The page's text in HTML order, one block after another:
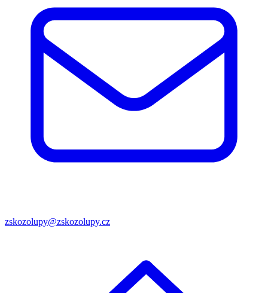
zskozolupy@zskozolupy.cz